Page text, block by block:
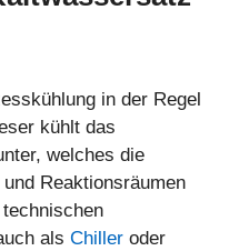
in der Regel
kühlt das
welches die
Reaktionsräumen
als Chiller oder